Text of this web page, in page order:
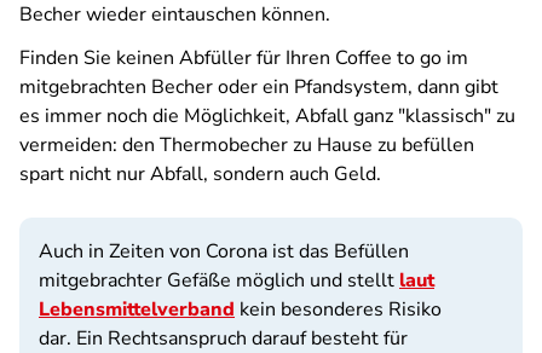
Becher wieder eintauschen können.
Finden Sie keinen Abfüller für Ihren Coffee to go im
mitgebrachten Becher oder ein Pfandsystem, dann gibt
es immer noch die Möglichkeit, Abfall ganz "klassisch" zu
vermeiden: den Thermobecher zu Hause zu befüllen
spart nicht nur Abfall, sondern auch Geld.
Auch in Zeiten von Corona ist das Befüllen
mitgebrachter Gefäße möglich und stellt laut
Lebensmittelverband kein besonderes Risiko
dar. Ein Rechtsanspruch darauf besteht für